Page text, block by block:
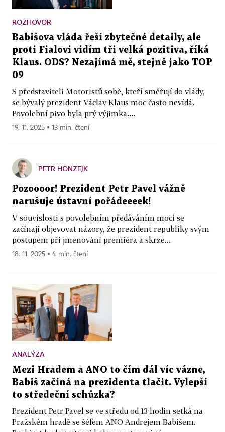
ROZHOVOR
Babišova vláda řeší zbytečné detaily, ale
proti Fialovi vidím tři velká pozitiva, říká
Klaus. ODS? Nezajímá mě, stejně jako TOP
09
S představiteli Motoristů sobě, kteří směřují do vlády,
se bývalý prezident Václav Klaus moc často nevídá.
Povolební pivo byla prý výjimka....
19. 11. 2025 ▪ 13 min. čtení
PETR HONZEJK
Pozoooor! Prezident Petr Pavel vážně
narušuje ústavní pořádeeeek!
V souvislosti s povolebním předáváním moci se
začínají objevovat názory, že prezident republiky svým
postupem při jmenování premiéra a skrze...
18. 11. 2025 ▪ 4 min. čtení
ANALÝZA
Mezi Hradem a ANO to čím dál víc vázne,
Babiš začíná na prezidenta tlačit. Vylepší
to středeční schůzka?
Prezident Petr Pavel se ve středu od 13 hodin setká na
Pražském hradě se šéfem ANO Andrejem Babišem.